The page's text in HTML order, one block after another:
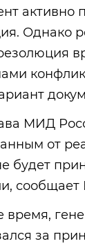
Однако
МИД
от
будет
время,
за